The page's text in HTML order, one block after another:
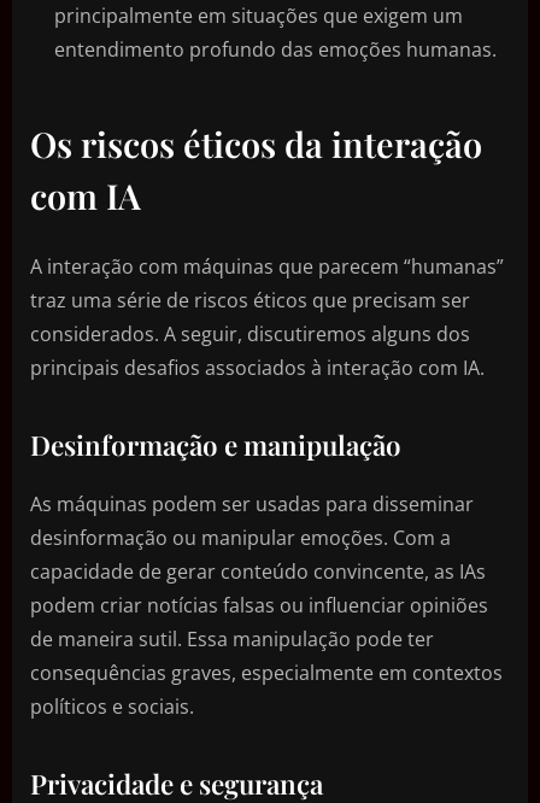
principalmente em situações que exigem um
entendimento profundo das emoções humanas.
Os riscos éticos da interação
com IA
A interação com máquinas que parecem “humanas”
traz uma série de riscos éticos que precisam ser
considerados. A seguir, discutiremos alguns dos
principais desafios associados à interação com IA.
Desinformação e manipulação
As máquinas podem ser usadas para disseminar
desinformação ou manipular emoções. Com a
capacidade de gerar conteúdo convincente, as IAs
podem criar notícias falsas ou influenciar opiniões
de maneira sutil. Essa manipulação pode ter
consequências graves, especialmente em contextos
políticos e sociais.
Privacidade e segurança